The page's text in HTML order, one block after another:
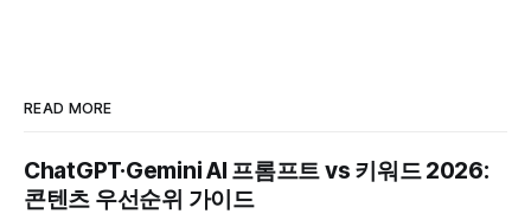
READ MORE
ChatGPT·Gemini AI 프롬프트 vs 키워드 2026:
콘텐츠 우선순위 가이드